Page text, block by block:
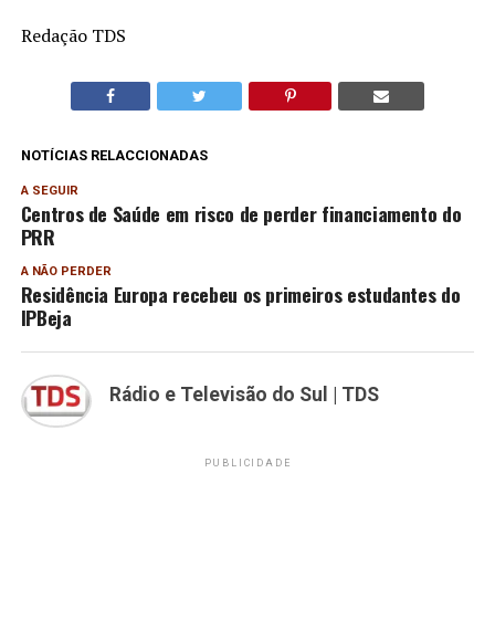
Redação TDS
NOTÍCIAS RELACCIONADAS
A SEGUIR
Centros de Saúde em risco de perder financiamento do
PRR
A NÃO PERDER
Residência Europa recebeu os primeiros estudantes do
IPBeja
Rádio e Televisão do Sul | TDS
PUBLICIDADE